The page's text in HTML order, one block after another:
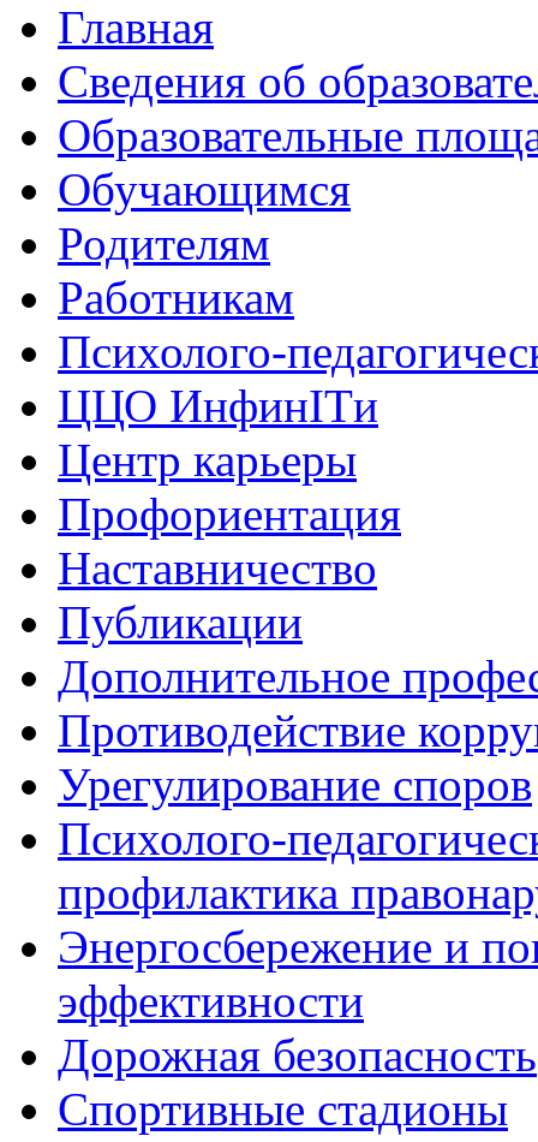
Главная
Сведения об
Образовательные
Обучающимся
Родителям
Работникам
Психолого-
ЦЦО ИнфинITи
Центр карьеры
Профориентация
Наставничество
Публикации
Дополнительное
Противодействие
Урегулирование споров
Психолого-
профилактика
Энергосбережение и
эффективности
Дорожная безопасность
Спортивные стадионы